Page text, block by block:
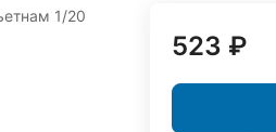
1/20
523 ₽